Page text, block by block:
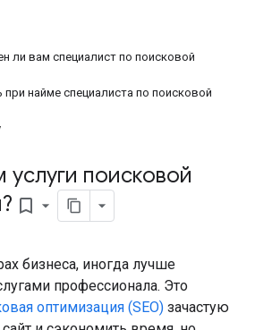
ли вам специалист по поисковой
найме специалиста по поисковой
поисковой
bookmark_border
бизнеса, иногда лучше
профессионала. Это
оптимизация (SEO) зачастую